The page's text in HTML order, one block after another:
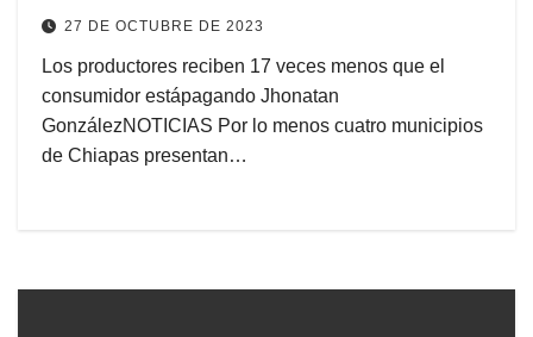
27 DE OCTUBRE DE 2023
Los productores reciben 17 veces menos que el
consumidor estápagando Jhonatan
GonzálezNOTICIAS Por lo menos cuatro municipios
de Chiapas presentan…